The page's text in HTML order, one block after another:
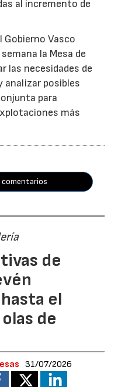
al incremento de
Vasco
la Mesa de
las necesidades de
analizar posibles
para
más
comentarios
de
el
de
31/07/2026